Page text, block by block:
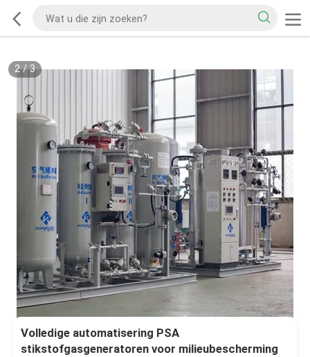
2/3
Volledige automatisering PSA
stikstofgasgeneratoren voor milieubescherming